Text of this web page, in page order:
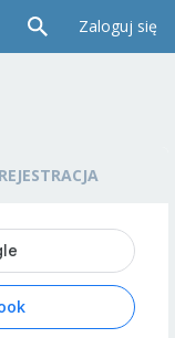
Zaloguj się
REJESTRACJA